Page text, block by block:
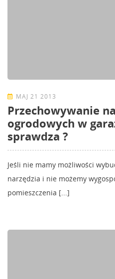
MAJ 21 2013
Przechowywanie
ogrodowych w
sprawdza ?
Jeśli nie mamy możliwości
narzędzia i nie możemy
pomieszczenia [...]